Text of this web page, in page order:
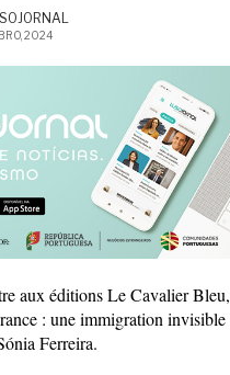
2024
aux éditions Le Cavalier
: une immigration
Ferreira.